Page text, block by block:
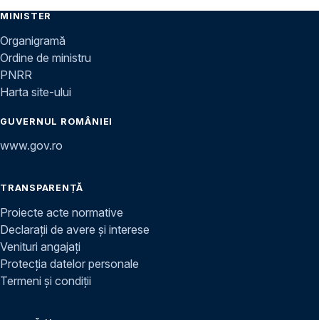
MINISTER
Organigramă
Ordine de ministru
PNRR
Harta site-ului
GUVERNUL ROMÂNIEI
www.gov.ro
TRANSPARENȚĂ
Proiecte acte normative
Declarații de avere și interese
Venituri angajați
Protecția datelor personale
Termeni și condiții